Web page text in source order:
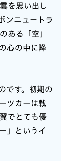
を思い出し
ンニュートラ
ある「空」
心の中に降
です。初期の
ツカーは戦
でとても優
」というイ